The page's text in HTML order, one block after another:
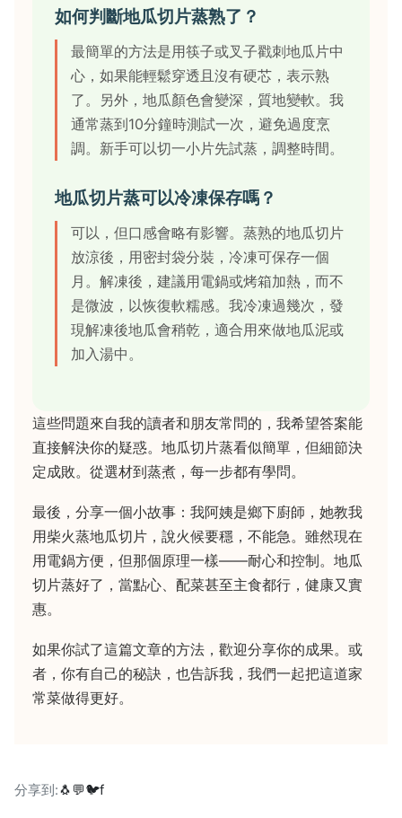
如何判斷地瓜切片蒸熟了？
最簡單的方法是用筷子或叉子戳刺地瓜片中
心，如果能輕鬆穿透且沒有硬芯，表示熟
了。另外，地瓜顏色會變深，質地變軟。我
通常蒸到10分鐘時測試一次，避免過度烹
調。新手可以切一小片先試蒸，調整時間。
地瓜切片蒸可以冷凍保存嗎？
可以，但口感會略有影響。蒸熟的地瓜切片
放涼後，用密封袋分裝，冷凍可保存一個
月。解凍後，建議用電鍋或烤箱加熱，而不
是微波，以恢復軟糯感。我冷凍過幾次，發
現解凍後地瓜會稍乾，適合用來做地瓜泥或
加入湯中。
這些問題來自我的讀者和朋友常問的，我希望答案能
直接解決你的疑惑。地瓜切片蒸看似簡單，但細節決
定成敗。從選材到蒸煮，每一步都有學問。
最後，分享一個小故事：我阿姨是鄉下廚師，她教我
用柴火蒸地瓜切片，說火候要穩，不能急。雖然現在
用電鍋方便，但那個原理一樣——耐心和控制。地瓜
切片蒸好了，當點心、配菜甚至主食都行，健康又實
惠。
如果你試了這篇文章的方法，歡迎分享你的成果。或
者，你有自己的秘訣，也告訴我，我們一起把這道家
常菜做得更好。
分享到:🐧💬🐦f